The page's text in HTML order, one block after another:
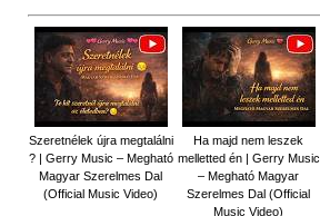
Szeretnélek újra megtalálni
? | Gerry Music – Megható
Magyar Szerelmes Dal
(Official Music Video)
Ha majd nem leszek
melletted én | Gerry Music
– Megható Magyar
Szerelmes Dal (Official
Music Video)